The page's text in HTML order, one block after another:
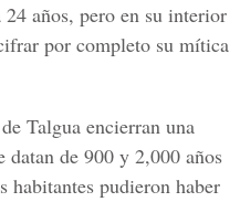
24 años, pero en su interior
por completo su mítica
Talgua encierran una
de 900 y 2,000 años
habitantes pudieron haber